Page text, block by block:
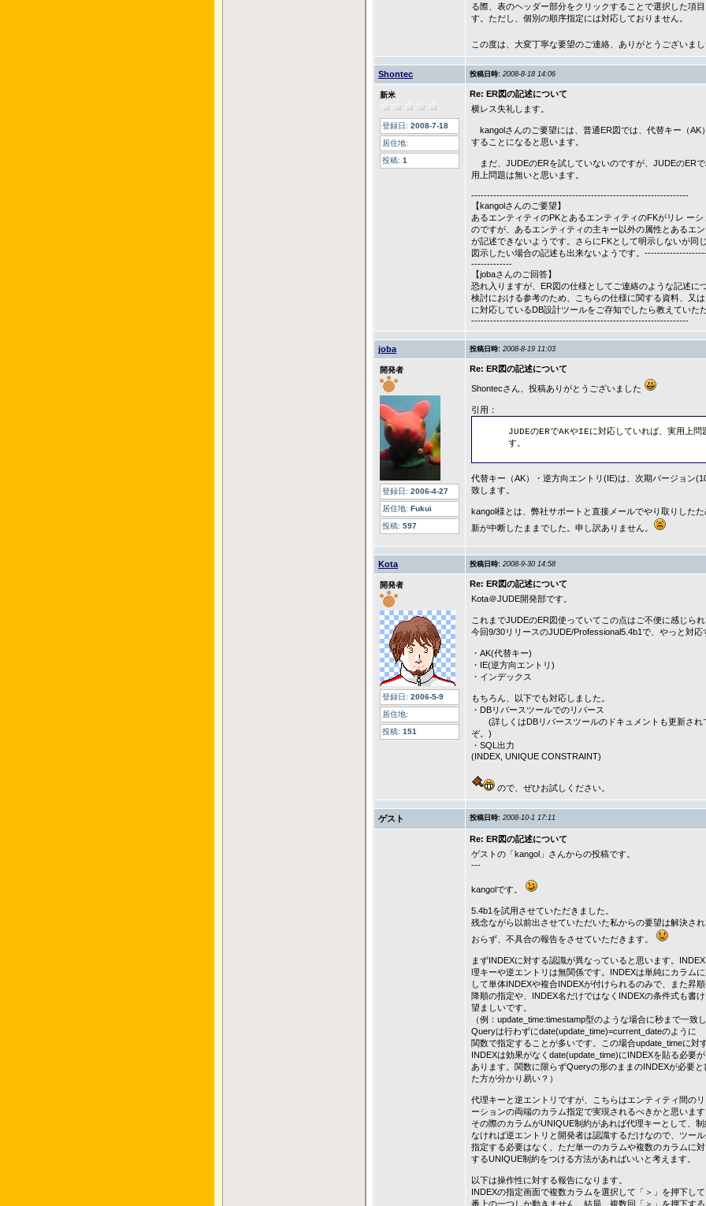
る際、表のヘッダー部分をクリックすることで選択した項
す。ただし、個別の順序指定には対応しておりません。
この度は、大変丁寧な要望のご連絡、ありがとうございまし
Shontec 投稿日時: 2008-8-18 14:06
新米
登録日: 2008-7-18
居住地:
投稿: 1
Re: ER図の記述について
横レス失礼します。
kangolさんのご要望には、普通ER図では、代替キー（AK
することになると思います。
まだ、JUDEのERを試していないのですが、JUDEのER
用上問題は無いと思います。
---------------------------------------------------------------------
【kangolさんのご要望】
あるエンティティのPKとあるエンティティのFKがリレ ー
のですが、あるエンティティの主キー以外の属性とあるエ
が記述できないようです。さらにFKとして明示しないが同
図示したい場合の記述も出来ないようです。
-------------
【jobaさんのご回答】
恐れ入りますが、ER図の仕様としてご連絡のような記述に
検討における参考のため、こちらの仕様に関する資料、又
に対応しているDB設計ツールをご存知でしたら教えていた
---------------------------------------------------------------------
joba 投稿日時: 2008-8-19 11:03
開発者
登録日: 2006-4-27
居住地: Fukui
投稿: 597
Re: ER図の記述について
Shontecさん、投稿ありがとうございました
引用：
JUDEのERでAKやIEに対応していれば、実用上問
す。
代替キー（AK）・逆方向エントリ(IE)は、次期バージョン
致します。
kangol様とは、弊社サポートと直接メールでやり取りした
新が中断したままでした。申し訳ありません。
Kota 投稿日時: 2008-9-30 14:58
開発者
登録日: 2006-5-9
居住地:
投稿: 151
Re: ER図の記述について
Kota＠JUDE開発部です。
これまでJUDEのER図使っていてこの点はご不便に感じられ
今回9/30リリースのJUDE/Professional5.4b1で、やっと対応
・AK(代替キー)
・IE(逆方向エントリ)
・インデックス
もちろん、以下でも対応しました。
・DBリバースツールでのリバース
(詳しくはDBリバースツールのドキュメントも更新され
ぞ。)
・SQL出力
(INDEX, UNIQUE CONSTRAINT)
ので、ぜひお試しください。
ゲスト 投稿日時: 2008-10-1 17:11
Re: ER図の記述について
ゲストの「kangol」さんからの投稿です。
---
kangolです。
5.4b1を試用させていただきました。
残念ながら以前出させていただいた私からの要望は解決され
おらず、不具合の報告をさせていただきます。
まずINDEXに対する認識が異なっていると思います。
理キーや逆エントリは無関係です。INDEXは単純にカラム
して単体INDEXや複合INDEXが付けられるのみで、また昇
降順の指定や、INDEX名だけではなくINDEXの条件式も書
望ましいです。
（例：update_time:timestamp型のような場合に秒まで一致
Queryは行わずにdate(update_time)=current_dateのように
関数で指定することが多いです。この場合update_timeに対
INDEXは効果がなくdate(update_time)にINDEXを貼る必要が
あります。関数に限らずQueryの形のままのINDEXが必要と
た方が分かり易い？）
代理キーと逆エントリですが、こちらはエンティティ間のリ
ーションの両端のカラム指定で実現されるべきかと思います
その際のカラムがUNIQUE制約があれば代理キーとして、
なければ逆エントリと開発者は認識するだけなので、ツー
指定する必要はなく、ただ単一のカラムや複数のカラムに対
するUNIQUE制約をつける方法があればいいと考えます。
以下は操作性に対する報告になります。
INDEXの指定画面で複数カラムを選択して「＞」を押下し
番上の一つしか動きません。結局、複数回「＞」を押下す